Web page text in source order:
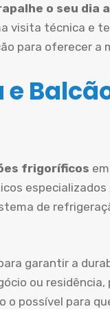
o seu dia
visita técnica e
para oferecer a
frigoríficos
de
garantir a
ou
possível para